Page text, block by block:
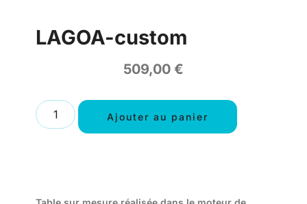
LAGOA-custom
509,00 €
Ajouter au panier